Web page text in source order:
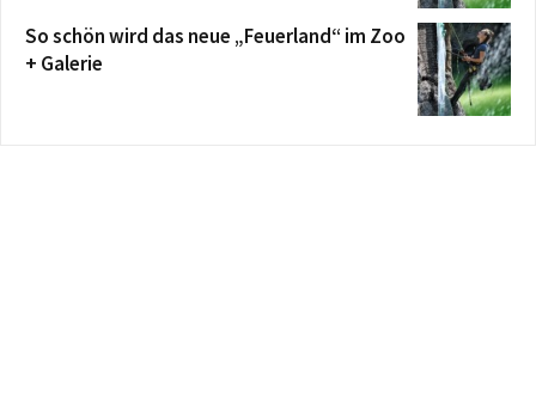
So schön wird das neue „Feuerland“ im Zoo
+ Galerie